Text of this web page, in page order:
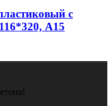
с
А15